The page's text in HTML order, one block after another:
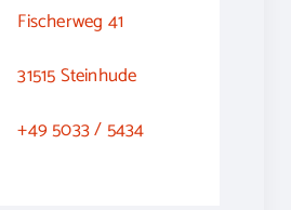
Fischerweg 41
31515 Steinhude
+49 5033 / 5434